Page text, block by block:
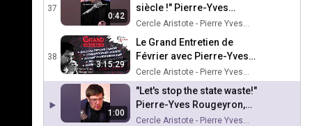
37
0:42
siècle !" Pierre-Yves
Rougeyron, #ge de Février
Cercle Aristote - Pierre Yves Rougeyron
38
3:15:29
Le Grand Entretien de
Février avec Pierre-Yves
Rougeyron : Ukraine,
Corruption, Vaincre ou
Mourir...
Cercle Aristote - Pierre Yves Rougeyron
1:00
"Let's stop the state waste!"
Pierre-Yves Rougeyron,
Major Interview, JanuaryCercle Aristote - Pierre Yves Rougeyron